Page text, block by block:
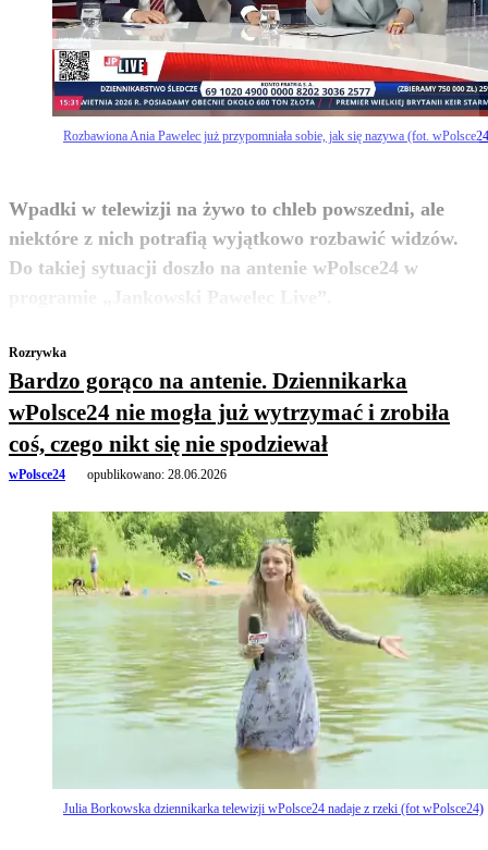
Rozbawiona Ania Pawelec już przypomniała sobie, jak się nazywa (fot.
Wpadki w telewizji na żywo to chleb powszedni, ale
niektóre z nich potrafią wyjątkowo rozbawić widzów.
Do takiej sytuacji doszło na antenie wPolsce24 w
zobacz więcej
Rozrywka
Bardzo gorąco na antenie. Dziennikarka
wPolsce24 nie mogła już wytrzymać i zrobiła
coś, czego nikt się nie spodziewał
wPolsce24 opublikowano: 28.06.2026
Julia Borkowska dziennikarka telewizji wPolsce24 nadaje z rzeki (fot wPolsce24)